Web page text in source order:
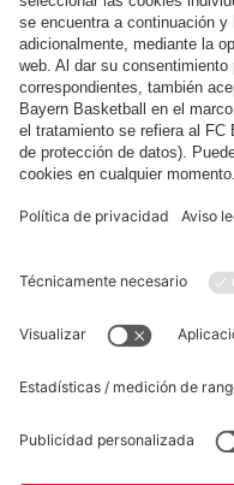
para la
2025/26!
Museum
Aviso legal
Política de
Sistema de denuncia